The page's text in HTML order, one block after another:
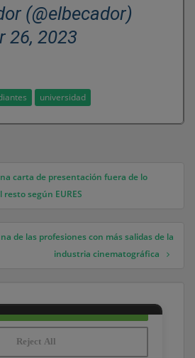
(@elbecador)
26, 2023
universidad
entradas
carta de presentación fuera de lo
según EURES
de las profesiones con más salidas de la
industria cinematográfica